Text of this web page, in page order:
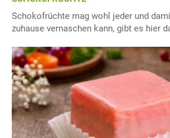
Schokofrüchte mag wohl jeder und
zuhause vernaschen kann, gibt es hier